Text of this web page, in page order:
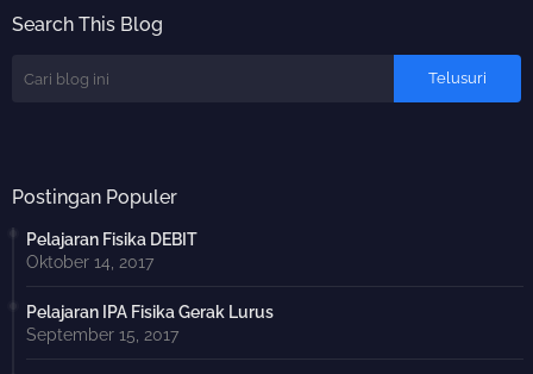
Search This Blog
Postingan Populer
Pelajaran Fisika DEBIT
Oktober 14, 2017
Pelajaran IPA Fisika Gerak Lurus
September 15, 2017